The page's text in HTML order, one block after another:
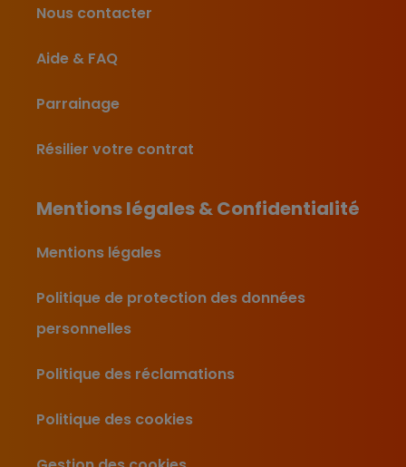
Nous contacter
Aide & FAQ
Parrainage
Résilier votre contrat
Mentions légales & Confidentialité
Mentions légales
Politique de protection des données
personnelles
Politique des réclamations
Politique des cookies